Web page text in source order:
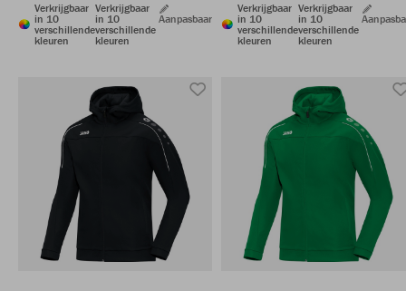
Verkrijgbaar
in 10
verschillende
kleuren
Verkrijgbaar
in 10
verschillende
kleuren
Aanpasbaar
Verkrijgbaar
in 10
verschillende
kleuren
Verkrijgbaar
in 10
verschillende
kleuren